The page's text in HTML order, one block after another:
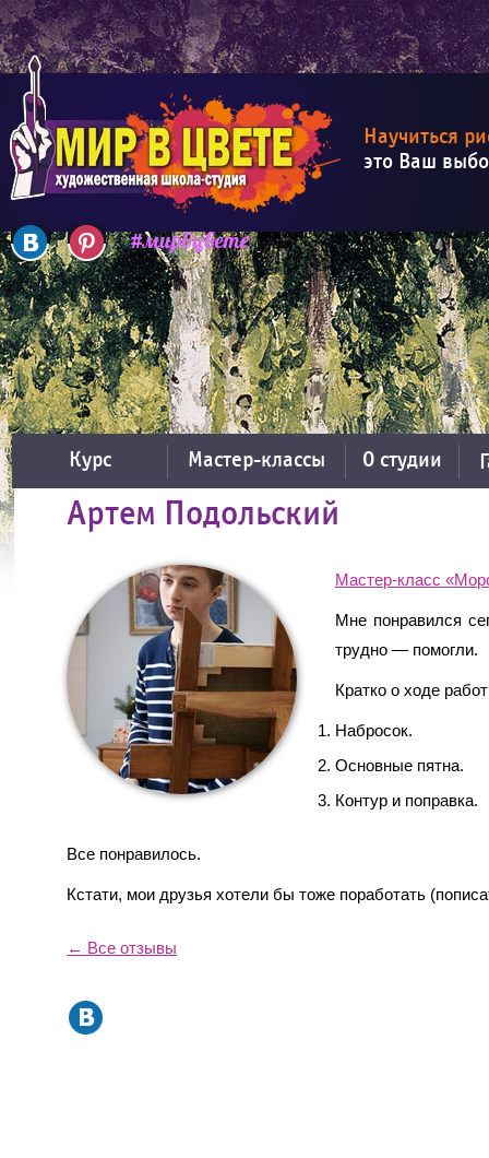
Научиться
это Ваш
Курс Мастер-классы О студии
Артем Подольский
Мастер-класс
Мне понравился
трудно — помогли.
Кратко о ходе
Набросок.
Основные пятна.
Контур и поправка.
Все понравилось.
Кстати, мои друзья хотели бы тоже поработать
← Все отзывы